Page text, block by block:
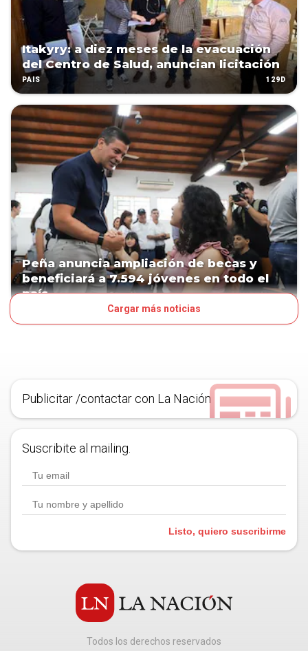
Itakyry: a diez meses de la evacuación
del Centro de Salud, anuncian licitación
PAÍS 129D
Peña anuncia ampliación de becas y
beneficiará a 7.594 jóvenes en todo el
país
Cargar más noticias
Publicitar /contactar con La Nación
Suscribite al mailing.
Listo, quiero suscribirme
Todos los derechos reservados